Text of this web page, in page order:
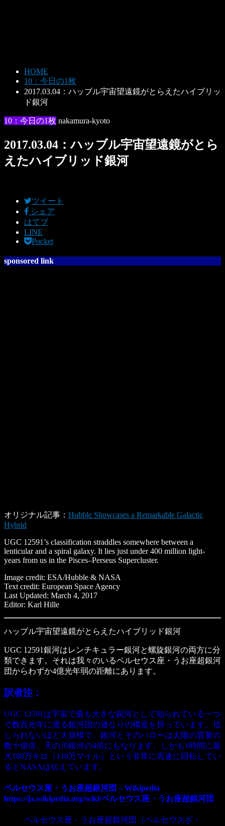
HOME
10：今日の1枚
2017.03.04：ハッブル宇宙望遠鏡がとらえたハイブリッ
ド銀河
10：今日の1枚 nakamura-kyoto
2017.03.04：ハッブル宇宙望遠鏡がとら
えたハイブリッド銀河
ツイート
シェア
はてブ
LINE
Pocket
sponsored link
オリジナル記事： Hubble Showcases a Remarkable Galactic
Hybrid
UGC 12591’s classification straddles somewhere between a
lenticular and a spiral galaxy. It lies just under 400 million light-
years from us in the Pisces–Perseus Supercluster.
Image credit: ESA/Hubble & NASA
Text credit: European Space Agency
Last Updated: March 4, 2017
Editor: Karl Hille
ハッブル宇宙望遠鏡がとらえたハイブリッド銀河
UGC 12591銀河はレンチキュラー銀河と螺旋銀河の両方に分
類できます。それは我々のいるペルセウス座・うお座超銀河
団からわずか4億光年弱の距離にあります。
訳者注：
UGC 12591は宇宙で最も大きな銀河として知られている一つ
で数百光年に渡る銀河団の連なりの構造を持っています。信
じられないほど大規模で、銀河とそのハローは太陽の質量の
数十億倍、天の川銀河の4倍にもなります。しかも1時間に最
大180万キロ（110万マイル）という非常に高速に回転してい
るとNASAは伝えています。
ペルセウス座・うお座超銀河団 – Wikipedia
https://ja.wikipedia.org/wiki/ペルセウス座・うお座超銀河団
ペルセウス座・うお座超銀河団（ペルセウスざ・